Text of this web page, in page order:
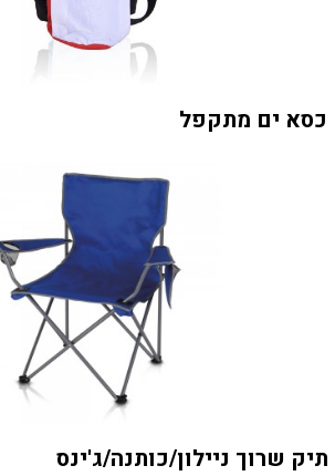
תיק שרוך ניילון/כותנה/ג'ינס
כסא ים מתקפל